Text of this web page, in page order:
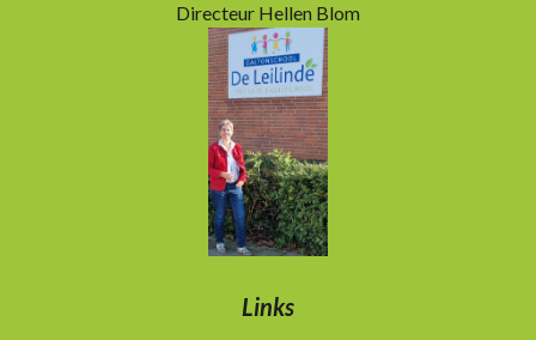
Directeur Hellen Blom
Links